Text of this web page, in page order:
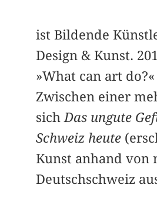
ist Bildende
Design & Kunst.
»What can art
Zwischen einer
sichDas ungute
Schweiz heute
Kunst anhand von
Deutschschweiz